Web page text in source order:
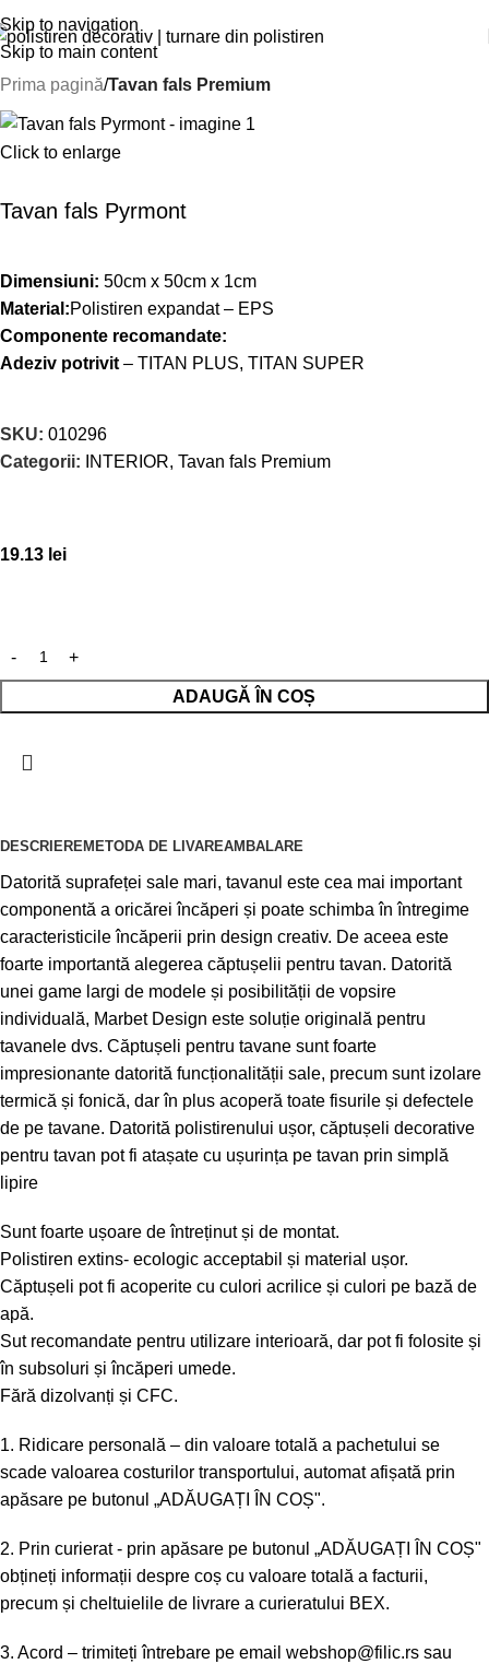
Skip to navigation
Skip to main content
Prima pagină Tavan fals Premium
Click to enlarge
Tavan fals Pyrmont
Dimensiuni: 50cm x 50cm x 1cm
Material:Polistiren expandat – EPS
Componente recomandate:
Adeziv potrivit – TITAN PLUS, TITAN SUPER
SKU: 010296
Categorii:
INTERIOR, Tavan fals Premium
19.13 lei
ADAUGĂ ÎN COȘ
DESCRIERE METODA DE LIVAREAMBALARE
Datorită suprafeței sale mari, tavanul este cea mai important
componentă a oricărei încăperi și poate schimba în întregime
caracteristicile încăperii prin design creativ. De aceea este
foarte importantă alegerea căptușelii pentru tavan. Datorită
unei game largi de modele și posibilității de vopsire
individuală, Marbet Design este soluție originală pentru
tavanele dvs. Căptușeli pentru tavane sunt foarte
impresionante datorită funcționalității sale, precum sunt izolare
termică și fonică, dar în plus acoperă toate fisurile și defectele
de pe tavane. Datorită polistirenului ușor, căptușeli decorative
pentru tavan pot fi atașate cu ușurința pe tavan prin simplă
lipire
Sunt foarte ușoare de întreținut și de montat.
Polistiren extins- ecologic acceptabil și material ușor.
Căptușeli pot fi acoperite cu culori acrilice și culori pe bază de
apă.
Sut recomandate pentru utilizare interioară, dar pot fi folosite și
în subsoluri și încăperi umede.
Fără dizolvanți și CFC.
1. Ridicare personală – din valoare totală a pachetului se
scade valoarea costurilor transportului, automat afișată prin
apăsare pe butonul „ADĂUGAȚI ÎN COȘ".
2. Prin curierat - prin apăsare pe butonul „ADĂUGAȚI ÎN COȘ"
obțineți informații despre coș cu valoare totală a facturii,
precum și cheltuielile de livrare a curieratului BEX.
3. Acord – trimiteți întrebare pe email webshop@filic.rs sau